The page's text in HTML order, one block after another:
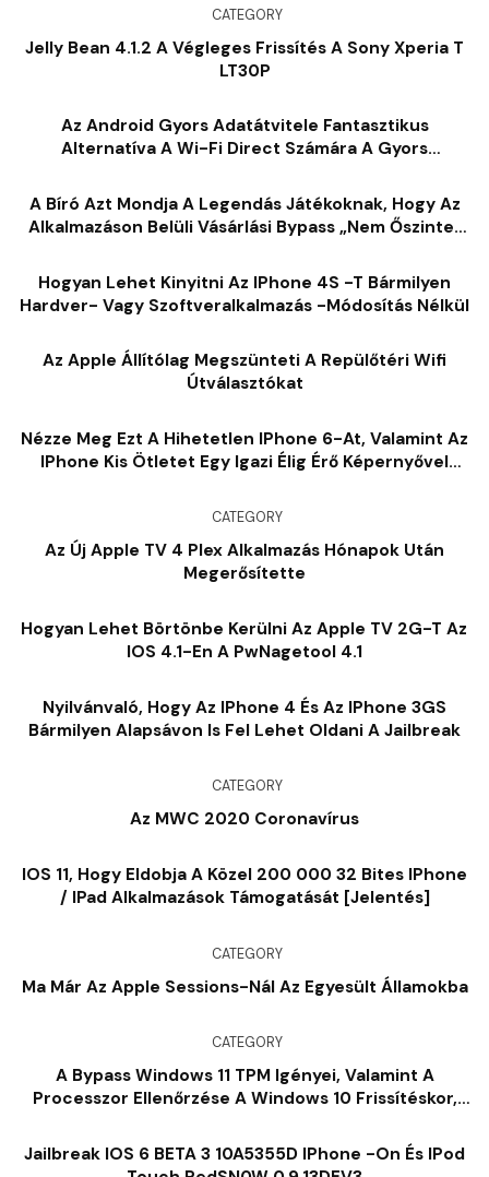
CATEGORY
Jelly Bean 4.1.2 A Végleges Frissítés A Sony Xperia T
LT30P
Az Android Gyors Adatátvitele Fantasztikus
Alternatíva A Wi-Fi Direct Számára A Gyors
A Bíró Azt Mondja A Legendás Játékoknak, Hogy Az
Alkalmazáson Belüli Vásárlási Bypass „nem Őszinte”
Hogyan Lehet Kinyitni Az IPhone 4S -t Bármilyen
Hardver- Vagy Szoftveralkalmazás -módosítás Nélkül
Az Apple Állítólag Megszünteti A Repülőtéri Wifi
Útválasztókat
Nézze Meg Ezt A Hihetetlen IPhone 6-At, Valamint Az
IPhone Kis Ötletet Egy Igazi Élig Érő Képernyővel
CATEGORY
Az Új Apple TV 4 Plex Alkalmazás Hónapok Után
Megerősítette
Hogyan Lehet Börtönbe Kerülni Az Apple TV 2G-T Az
IOS 4.1-En A PwNagetool 4.1
Nyilvánvaló, Hogy Az IPhone 4 És Az IPhone 3GS
Bármilyen Alapsávon Is Fel Lehet Oldani A Jailbreak
CATEGORY
Az MWC 2020 Coronavírus
IOS 11, Hogy Eldobja A Közel 200 000 32 Bites IPhone
/ IPad Alkalmazások Támogatását [Jelentés]
CATEGORY
Ma Már Az Apple Sessions-Nál Az Egyesült Államokba
CATEGORY
A Bypass Windows 11 TPM Igényei, Valamint A
Processzor Ellenőrzése A Windows 10 Frissítéskor,
Jailbreak IOS 6 BETA 3 10A5355D IPhone -on És IPod